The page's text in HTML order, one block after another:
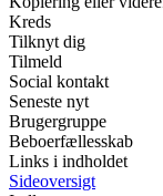
Kreds
Tilknyt dig
Tilmeld
Social kontakt
Seneste nyt
Brugergruppe
Beboerfællesskab
Links i indholdet
Sideoversigt